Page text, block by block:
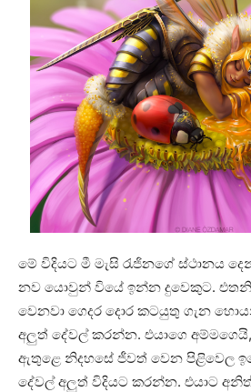
මේ විදියට මී මැසි රැජිනගේ ස්ථානය
නව යොවුන් වියේ ඉන්න දුවෙකුට.
වෙනවා ගෙදර දොර කටයුතු ගැන
අලුත් දේවල් කරන්න. එයාගෙ
ඇතුළෙ නිදහසේ ජීවත් වෙන පිළිවෙල
දේවල් අලුත් විදියට කරන්න. එයාට